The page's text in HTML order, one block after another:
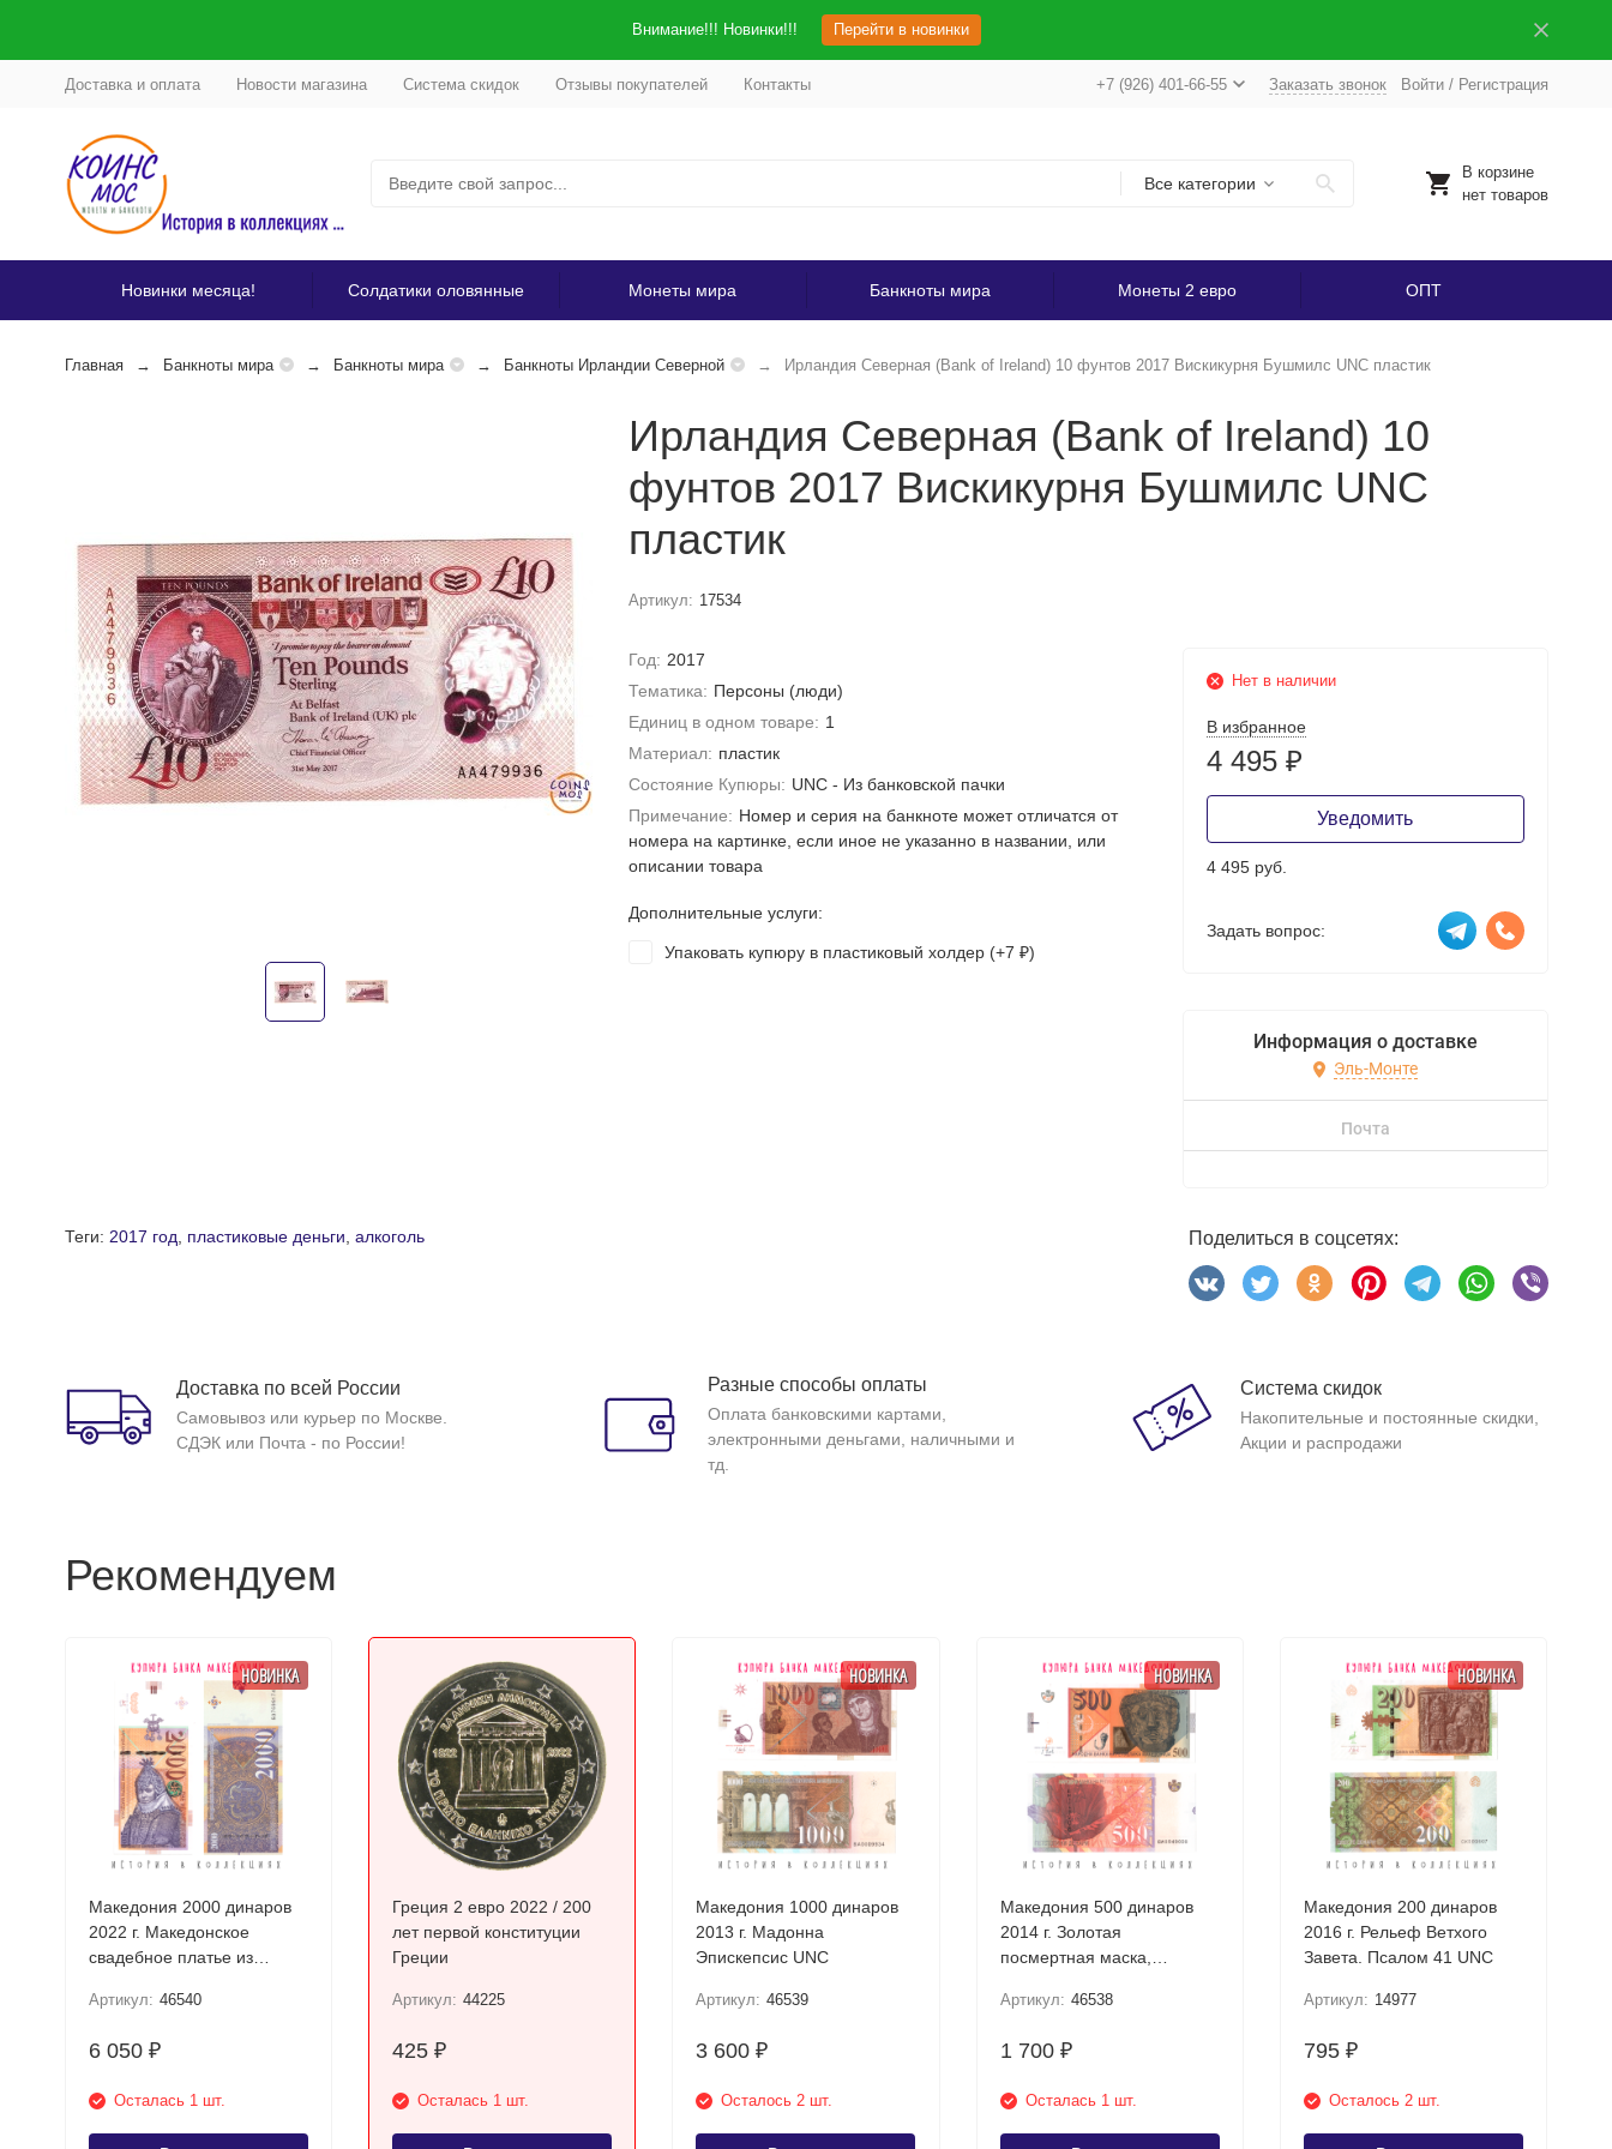
Внимание!!! Новинки!!! Перейти в новинки
Доставка и оплата Новости магазина Система скидок Отзывы покупателей Контакты +7 (926) 401-66-55 Заказать звонок Войти/ Регистрация
Все категории
В корзине
нет товаров
Новинки месяца! Солдатики оловянные Монеты мира Банкноты мира Монеты 2 евро ОПТ
Главная Банкноты мира Банкноты мира Банкноты Ирландии Северной Ирландия Северная (Bank of Ireland) 10 фунтов 2017 Вискикурня Бушмилс UNC пластик
Ирландия Северная (Bank of Ireland) 10
фунтов 2017 Вискикурня Бушмилс UNC
пластик
Артикул: 17534
Год: 2017
Тематика: Персоны (люди)
Единиц в одном товаре: 1
Материал: пластик
Состояние Купюры: UNC - Из банковской пачки
Примечание: Номер и серия на банкноте может отличатся от
номера на картинке, если иное не указанно в названии, или
описании товара
Дополнительные услуги:
Упаковать купюру в пластиковый холдер (+7 ₽)
Нет в наличии
В избранное
4 495 ₽
Уведомить
4 495 руб.
Задать вопрос:
Информация о доставке
Эль-Монте
Почта
Теги: 2017 год пластиковые деньги алкоголь Поделиться в соцсетях:
Доставка по всей России
Самовывоз или курьер по Москве.
СДЭК или Почта - по России!
Разные способы оплаты
Оплата банковскими картами,
электронными деньгами, наличными и
тд.
Система скидок
Накопительные и постоянные скидки,
Акции и распродажи
Рекомендуем
НОВИНКА
Македония 2000 динаров
2022 г. Македонское
свадебное платье из
Артикул: 46540
6 050 ₽
Осталась 1 шт.
Греция 2 евро 2022 / 200
лет первой конституции
Греции
Артикул: 44225
425 ₽
Осталась 1 шт.
НОВИНКА
Македония 1000 динаров
2013 г. Мадонна
Эпискепсис UNC
Артикул: 46539
3 600₽
Осталось 2 шт.
НОВИНКА
Македония 500 динаров
2014 г. Золотая
посмертная маска,
Артикул: 46538
1 700 ₽
Осталась 1 шт.
НОВИНКА
Македония 200 динаров
2016 г. Рельеф Ветхого
Завета. Псалом 41 UNC
Артикул: 14977
795₽
Осталось 2 шт.